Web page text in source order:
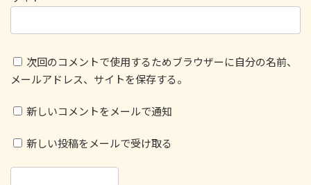
次回のコメントで使用するためブラウザーに自分の名前、
メールアドレス、サイトを保存する。
新しいコメントをメールで通知
新しい投稿をメールで受け取る